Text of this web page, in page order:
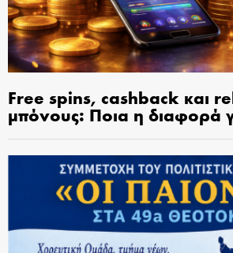
Free spins, cashback και
μπόνους: Ποια η διαφορά